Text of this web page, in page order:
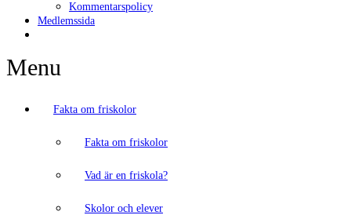
Kommentarspolicy
Medlemssida
Menu
Fakta om friskolor
Fakta om friskolor
Vad är en friskola?
Skolor och elever